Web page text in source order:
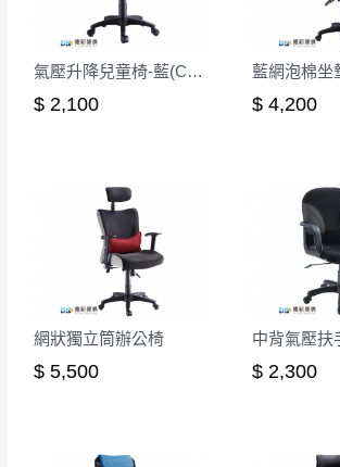
遇百貨周年慶期間，恕暫停百貨公司
無回收家具服務，若需回收家俱可聯
回收,免付費清運專線：0800-085-
有商品一年保固之服務。
訂單成立 時請儘速於三日內完成付款
殺價，商品均已最低價格售出，且在
予折扣，請密切注意。
無回收家具服務，若需回收家具可聯
潔隊回收,免付費清運專線：0800-085-
氣壓升降兒童椅-藍(CK-007)
$ 2,100 $ 4,200
網狀獨立筒辦公椅
$ 5,500 $ 2,300